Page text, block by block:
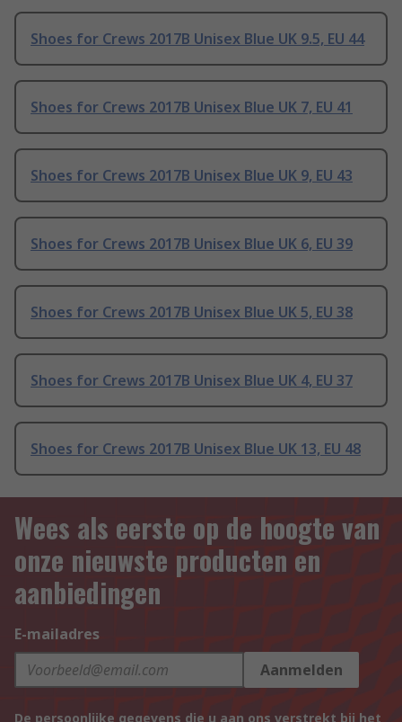
Shoes for Crews 2017B Unisex Blue UK 9.5, EU 44
Shoes for Crews 2017B Unisex Blue UK 7, EU 41
Shoes for Crews 2017B Unisex Blue UK 9, EU 43
Shoes for Crews 2017B Unisex Blue UK 6, EU 39
Shoes for Crews 2017B Unisex Blue UK 5, EU 38
Shoes for Crews 2017B Unisex Blue UK 4, EU 37
Shoes for Crews 2017B Unisex Blue UK 13, EU 48
Wees als eerste op de hoogte van
onze nieuwste producten en
aanbiedingen
E-mailadres
Aanmelden
De persoonlijke gegevens die u aan ons verstrekt bij het